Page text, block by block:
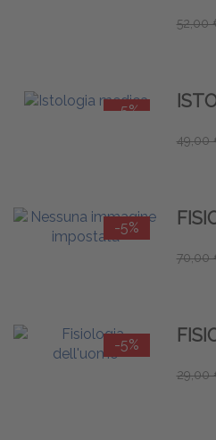
52,00
-5%
49,00
-5%
70,00
-5%
29,00